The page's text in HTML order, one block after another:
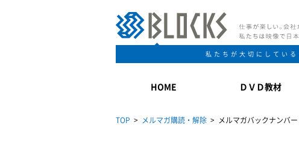
私たちが大切にしている
HOME ＤＶＤ教材
TOP > メルマガ購読・解除 > メルマガバックナンバー